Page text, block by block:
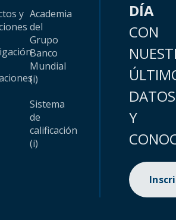
y Academia
del
Grupo
Banco
Mundial
(i)
Sistema
de
calificación
(i)
DÍA
CON
DATOS
Y